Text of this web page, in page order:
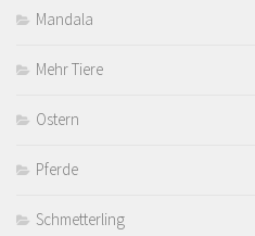
Mandala
Mehr Tiere
Ostern
Pferde
Schmetterling